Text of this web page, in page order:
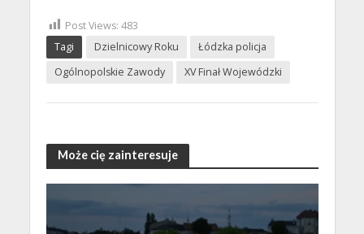
Post Views: 483
Tagi
Dzielnicowy Roku
Łódzka policja
Ogólnopolskie Zawody
XV Finał Wojewódzki
Może cię zainteresuje